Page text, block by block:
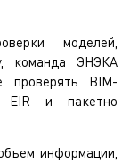
моделей,
команда ЭНЭКА
проверять BIM-
EIR и пакетно
информации,